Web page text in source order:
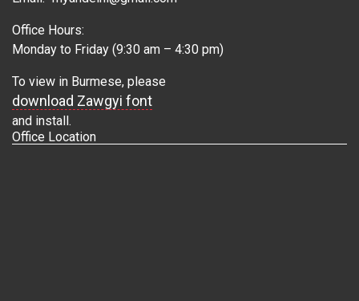
Office Hours:
Monday to Friday (9:30 am – 4:30 pm)
To view in Burmese, please
download Zawgyi font
and install.
Office Location